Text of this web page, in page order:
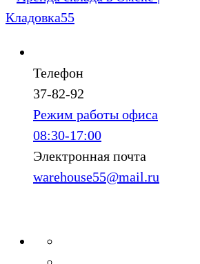
Телефон
37-82-92
Режим работы офиса
08:30-17:00
Электронная почта
warehouse55@mail.ru